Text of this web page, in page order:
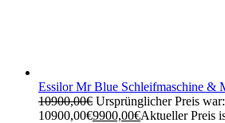
Essilor Mr Blue Schleifmaschine &
10900,00€ Ursprünglicher Preis war:
10900,00€9900,00€Aktueller Preis